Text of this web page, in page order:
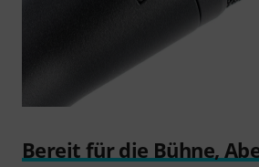
Bereit für die Bühne,